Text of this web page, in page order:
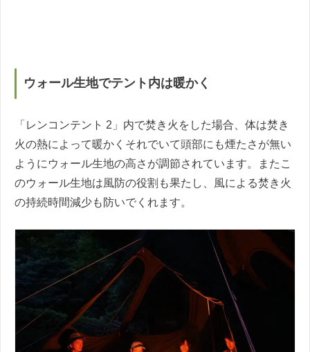
ウォール生地でテント内は暖かく
「レンコンテント 2」内で焚き火をした場合、体は焚き
火の熱によって暖かくそれでいて頭部にも煙たさが無い
ようにウォール生地の高さが調節されています。またこ
のウォール生地は風防の役割も果たし、風による焚き火
の持続時間減少も防いでくれます。